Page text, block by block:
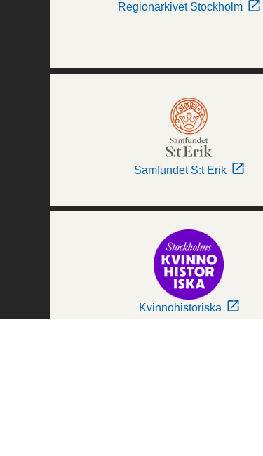
Regionarkivet Stockholm
Samfundet S:t Erik
Kvinnohistoriska